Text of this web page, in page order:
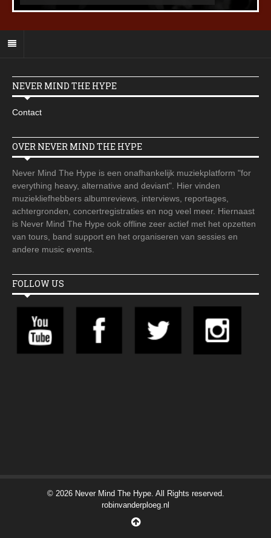
NEVER MIND THE HYPE
Contact
OVER NEVER MIND THE HYPE
Never Mind The Hype is een onafhankelijk muziekplatform "for
everything heavy, alternative and deviant". Hier vinden
muziekliefhebbers albumreviews, interviews, reportages,
achtergronden, concertregistraties en nog veel meer. Hiernaast
is Never Mind The Hype ook offline zeer actief met het opzetten
van tours, band support en het organiseren van sessies en
andere music events.
FOLLOW US
© 2026 Never Mind The Hype. All Rights reserved.
robinvanderploeg.nl